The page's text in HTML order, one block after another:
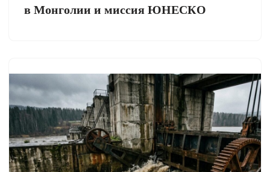
в Монголии и миссия ЮНЕСКО